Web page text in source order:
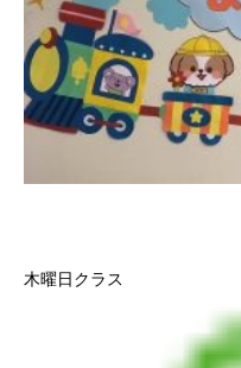
木曜日クラス